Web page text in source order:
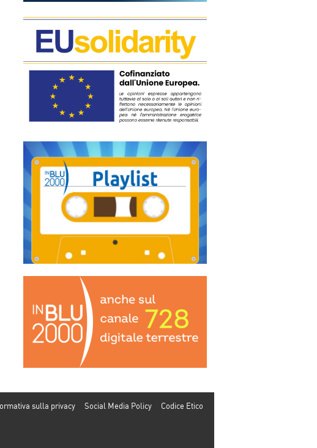
sulla privacy Social Media Policy Codice Etico